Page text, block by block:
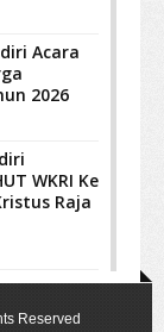
Acara
2026
WKRI Ke
Raja
Reserved